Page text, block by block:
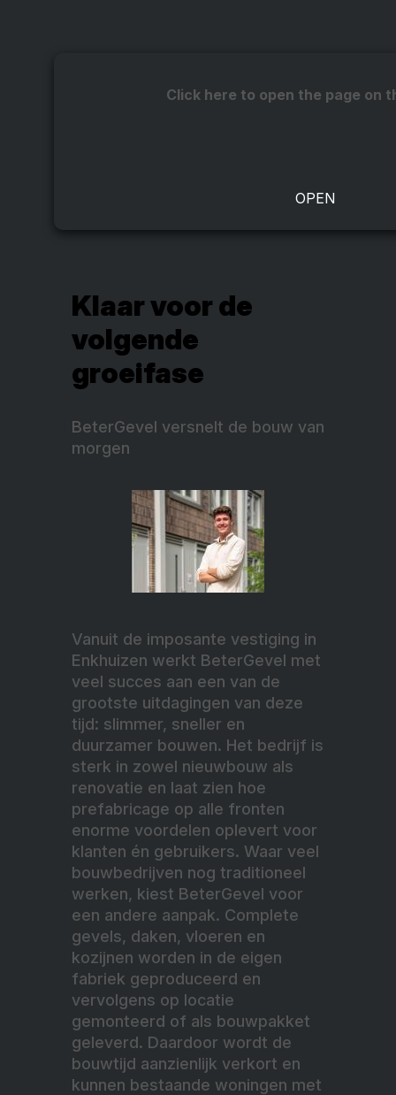
Click here to open the page on
Klaar voor de
volgende
groeifase
BeterGevel versnelt de bouw van
morgen
Vanuit de imposante vestiging in
Enkhuizen werkt BeterGevel met
veel succes aan een van de
grootste uitdagingen van deze
tijd: slimmer, sneller en
duurzamer bouwen. Het bedrijf is
sterk in zowel nieuwbouw als
renovatie en laat zien hoe
prefabricage op alle fronten
enorme voordelen oplevert voor
klanten én gebruikers. Waar veel
bouwbedrijven nog traditioneel
werken, kiest BeterGevel voor
een andere aanpak. Complete
gevels, daken, vloeren en
kozijnen worden in de eigen
fabriek geproduceerd en
vervolgens op locatie
gemonteerd of als bouwpakket
geleverd. Daardoor wordt de
bouwtijd aanzienlijk verkort en
kunnen bestaande woningen met